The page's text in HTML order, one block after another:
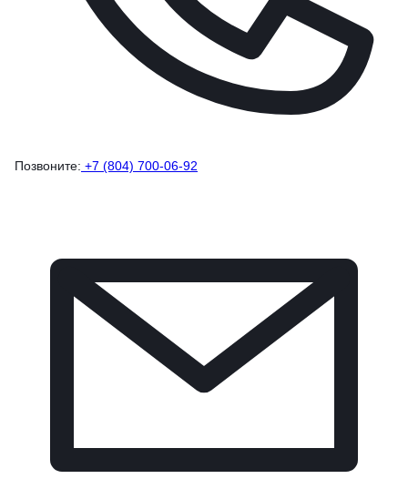
Позвоните: +7 (804) 700-06-92